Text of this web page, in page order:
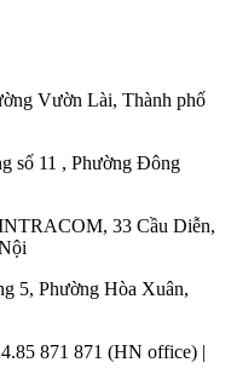
Vườn Lài, Thành phố
số 11 , Phường Đông
33 Cầu Diễn,
5, Phường Hòa Xuân,
871 871 (HN office) |